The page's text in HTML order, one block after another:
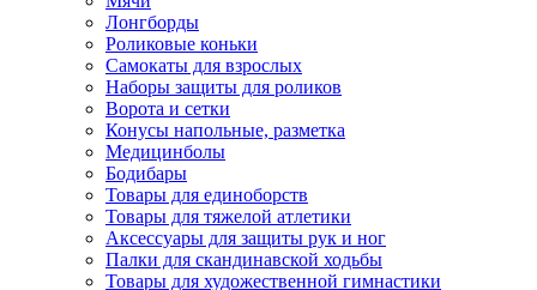
Лонгборды
Роликовые коньки
Самокаты для взрослых
Наборы защиты для роликов
Ворота и сетки
Конусы напольные, разметка
Медицинболы
Бодибары
Товары для единоборств
Товары для тяжелой атлетики
Аксессуары для защиты рук и ног
Палки для скандинавской ходьбы
Товары для художественной гимнастики